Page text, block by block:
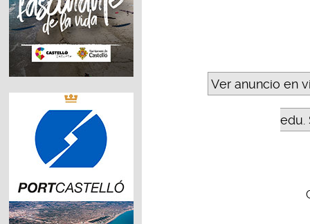
Ver anuncio en
edu.